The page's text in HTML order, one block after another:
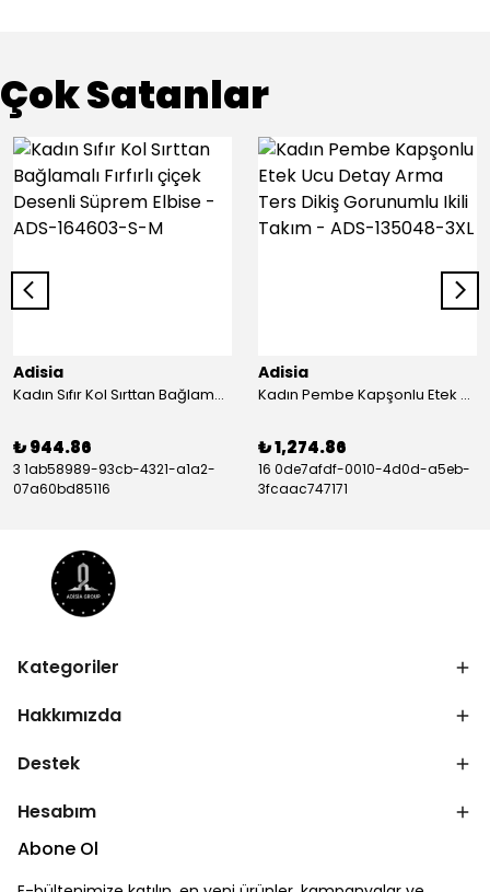
Çok Satanlar
Adisia
Kadın Sıfır Kol Sırttan Bağlamalı Fırfırlı çiçek Desenli Süprem Elbise - ADS-164603-S-M
₺ 944.86
3 1ab58989-93cb-4321-a1a2-
07a60bd85116
Adisia
Kadın Pembe Kapşonlu Etek Ucu Detay Arma Ters Dikiş Gorunumlu Ikili Takım - ADS-135048-3XL
₺ 1,274.86
16 0de7afdf-0010-4d0d-a5eb-
3fcaac747171
Kategoriler
Hakkımızda
Destek
Hesabım
Abone Ol